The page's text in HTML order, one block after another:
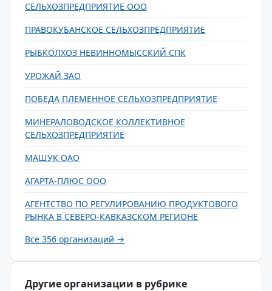
СЕЛЬХОЗПРЕДПРИЯТИЕ ООО
ПРАВОКУБАНСКОЕ СЕЛЬХОЗПРЕДПРИЯТИЕ
РЫБКОЛХОЗ НЕВИННОМЫССКИЙ СПК
УРОЖАЙ ЗАО
ПОБЕДА ПЛЕМЕННОЕ СЕЛЬХОЗПРЕДПРИЯТИЕ
МИНЕРАЛОВОДСКОЕ КОЛЛЕКТИВНОЕ
СЕЛЬХОЗПРЕДПРИЯТИЕ
МАШУК ОАО
АГАРТА-ПЛЮС ООО
АГЕНТСТВО ПО РЕГУЛИРОВАНИЮ ПРОДУКТОВОГО
РЫНКА В СЕВЕРО-КАВКАЗСКОМ РЕГИОНЕ
Все 356 организаций →
Другие организации в рубрике